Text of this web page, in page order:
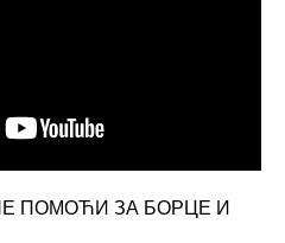
ПОМОЋИ ЗА БОРЦЕ И